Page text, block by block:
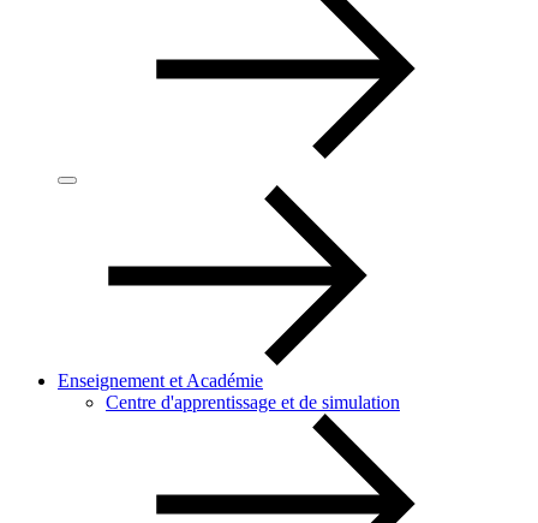
Enseignement et Académie
Centre d'apprentissage et de simulation